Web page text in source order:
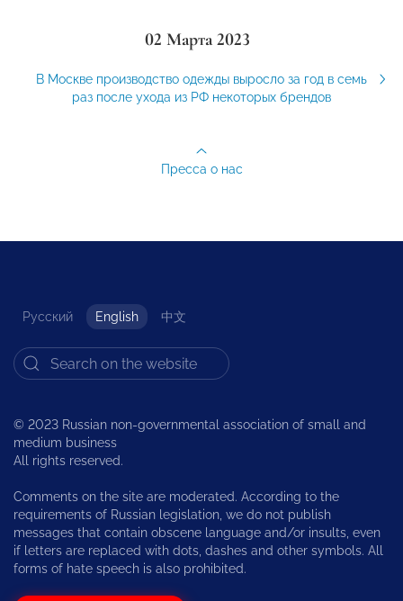
02 Марта 2023
В Москве производство одежды выросло за год в семь
раз после ухода из РФ некоторых брендов
Пресса о нас
Русский English 中文
© 2023 Russian non-governmental association of small and
medium business
All rights reserved.
Comments on the site are moderated. According to the
requirements of Russian legislation, we do not publish
messages that contain obscene language and/or insults, even
if letters are replaced with dots, dashes and other symbols. All
forms of hate speech is also prohibited.